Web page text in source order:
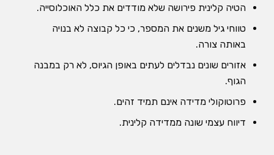
הטיה קלינית פירושה שלא מודדים את כלל האוכלוסייה.
טווחי גיל משנים את המספר, כי כל קבוצה לא בנויה
באותה צורה.
אזורים שונים נבדלים לעתים באופן הגיוס, לא רק במבנה
הגוף.
פרוטוקולי מדידה אינם תמיד זהים.
דיווח עצמי שונה ממדידה קלינית.